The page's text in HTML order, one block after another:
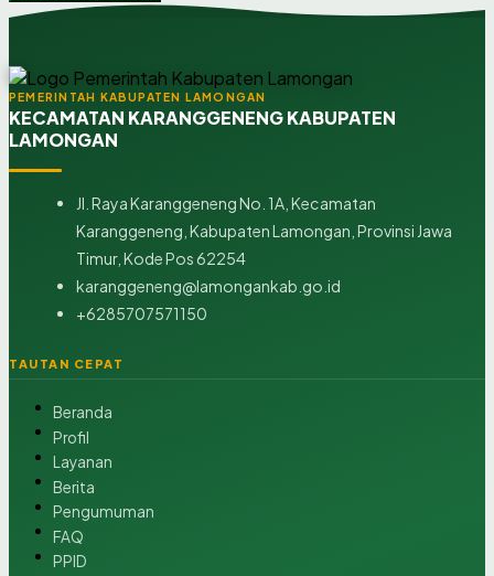
PEMERINTAH KABUPATEN LAMONGAN
KECAMATAN KARANGGENENG KABUPATEN
LAMONGAN
Jl. Raya Karanggeneng No. 1A, Kecamatan
Karanggeneng, Kabupaten Lamongan, Provinsi Jawa
Timur, Kode Pos 62254
karanggeneng@lamongankab.go.id
+6285707571150
TAUTAN CEPAT
Beranda
Profil
Layanan
Berita
Pengumuman
FAQ
PPID